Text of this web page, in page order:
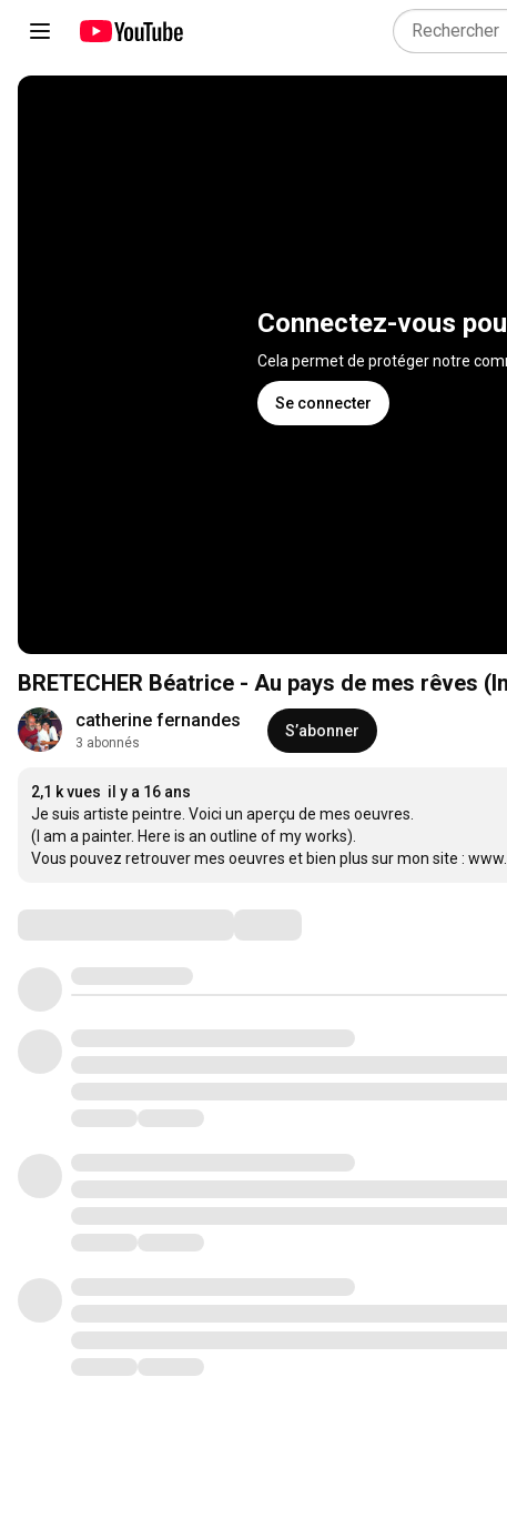
Connectez-vous
Cela permet de protéger notre
Se connecter
BRETECHER Béatrice - Au pays de mes rêves
catherine fernandes
3 abonnés
S’abonner
2,1 k vues il y a 16 ans
Je suis artiste peintre. Voici un aperçu de mes oeuvres.
(I am a painter. Here is an outline of my works).
Vous pouvez retrouver mes oeuvres et bien plus sur mon site :